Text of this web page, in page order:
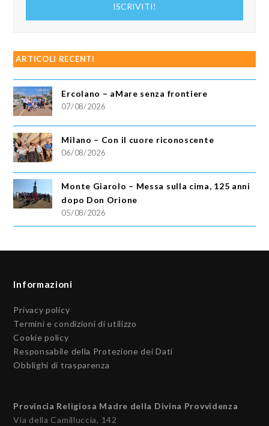
ISCRIVITI!
ARTICOLI RECENTI
Ercolano – aMare senza frontiere
07/08/2026
Milano – Con il cuore riconoscente
06/08/2026
Monte Giarolo – Messa sulla cima, 125 anni
dopo Don Orione
05/08/2026
Informazioni
Privacy policy
Termini e condizioni di utilizzo
Cookie policy
Responsabile della Protezione dei Dati
Obblighi di trasparenza
Provincia Religiosa Madre della Divina Provvidenza
Via della Camilluccia, 142